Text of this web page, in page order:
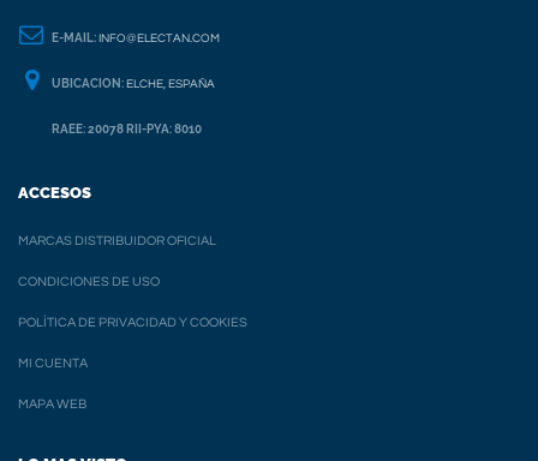
E-MAIL: INFO@ELECTAN.COM
UBICACION: ELCHE, ESPAÑA
RAEE: 20078 RII-PYA: 8010
ACCESOS
MARCAS DISTRIBUIDOR OFICIAL
CONDICIONES DE USO
POLÍTICA DE PRIVACIDAD Y COOKIES
MI CUENTA
MAPA WEB